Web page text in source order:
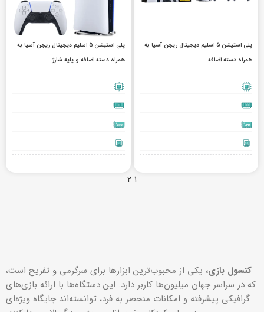
پلی استیشن 5 اسلیم دیجیتال ریجن آسیا به
همراه دسته اضافه
پلی استیشن 5 اسلیم دیجیتال ریجن آسیا به
همراه دسته اضافه و پایه شارژ
1
2
کنسول بازی، یکی از محبوب‌ترین ابزارها برای سرگرمی و تفریح است،
که در سراسر جهان میلیون‌ها کاربر دارد. این دستگاه‌ها با ارائه بازی‌های
گرافیکی پیشرفته و امکانات منحصر به فرد، توانسته‌اند جایگاه ویژه‌ای